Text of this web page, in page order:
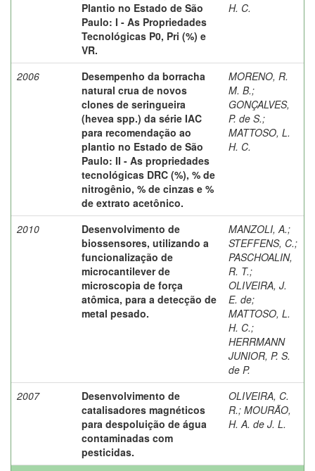
Plantio no Estado de São
Paulo: I - As Propriedades
Tecnológicas P0, Pri (%) e
VR.
H. C.
2006
Desempenho da borracha
natural crua de novos
clones de seringueira
(hevea spp.) da série IAC
para recomendação ao
plantio no Estado de São
Paulo: II - As propriedades
tecnológicas DRC (%), % de
nitrogênio, % de cinzas e %
de extrato acetônico.
MORENO, R.
M. B.;
GONÇALVES,
P. de S.;
MATTOSO, L.
H. C.
2010
Desenvolvimento de
biossensores, utilizando a
funcionalização de
microcantilever de
microscopia de força
atômica, para a detecção de
metal pesado.
MANZOLI, A.;
STEFFENS, C.;
PASCHOALIN,
R. T.;
OLIVEIRA, J.
E. de;
MATTOSO, L.
H. C.;
HERRMANN
JUNIOR, P. S.
de P.
2007
Desenvolvimento de
catalisadores magnéticos
para despoluição de água
contaminadas com
pesticidas.
OLIVEIRA, C.
R.; MOURÃO,
H. A. de J. L.